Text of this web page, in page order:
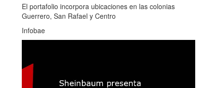
El portafolio incorpora ubicaciones en las colonias
Guerrero, San Rafael y Centro
Infobae